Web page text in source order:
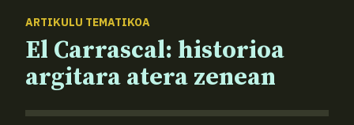
ARTIKULU TEMATIKOA
El Carrascal: historioa
argitara atera zenean